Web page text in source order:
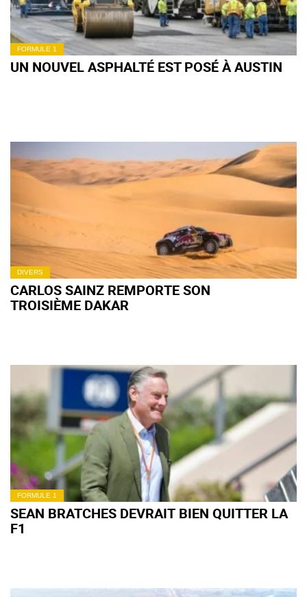
FORMULE 1
UN NOUVEL ASPHALTÉ EST POSÉ À AUSTIN
DIVERS
CARLOS SAINZ REMPORTE SON
TROISIÈME DAKAR
FORMULE 1
SEAN BRATCHES DEVRAIT BIEN QUITTER LA
F1